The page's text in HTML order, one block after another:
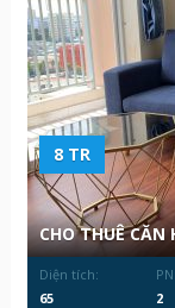
8 TR
CHO THUÊ
Diện tích:
65
PN:
2